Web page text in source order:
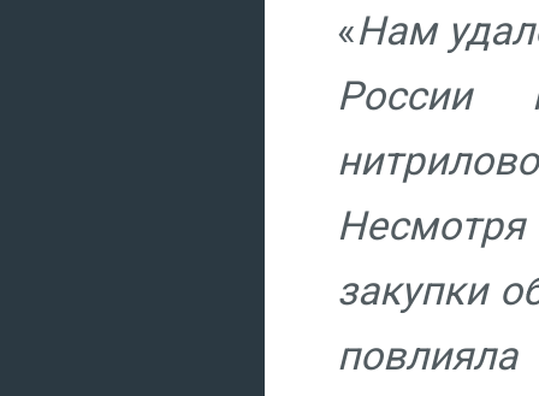
«Нам
России
закупки